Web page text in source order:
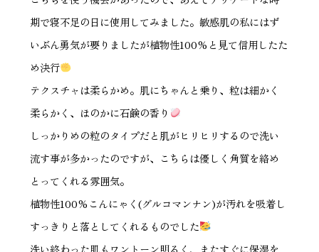
期で寝不足の日に使用してみました。敏感肌の私にはず
いぶん勇気が要りましたが植物性100%と見て信用したた
め決行
テクスチャは柔らかめ。肌にちゃんと乗り、粒は細かく
柔らかく、ほのかに石鹸の香り
しっかりめの粒のタイプだと肌がヒリヒリするので洗い
流す事が多かったのですが、こちらは優しく角質を絡め
とってくれる雰囲気。
植物性100%こんにゃく(グルコマンナン)が汚れを吸着し
すっきりと落としてくれるものでした
洗い終わった肌もワントーン明るく、またすぐに保湿を